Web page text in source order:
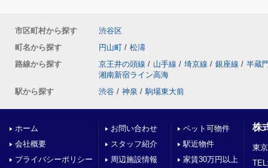
市区町村から探す
渋谷区
町名から探す
円山町 / 松濤
路線から探す
京王井の頭線 / 山手線 / 埼京線 / 銀座線 / 半蔵
湘南新宿ライン高海
駅から探す
渋谷 / 神泉 / 駒場東大前
ホーム
会社概要
プライバシーポリシー
お問い合わせ
スタッフ紹介
周辺施設情報
ペット可物件
駅近物件
家賃30万円以上
株
東